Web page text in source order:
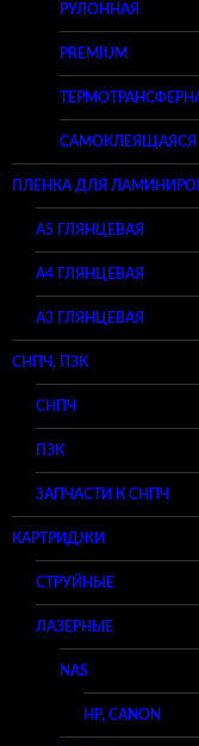
РУЛОННАЯ
PREMIUM
САМОКЛЕЯЩАЯСЯ
ПЛЕНКА ДЛЯ
A5 ГЛЯНЦЕВАЯ
А4 ГЛЯНЦЕВАЯ
A3 ГЛЯНЦЕВАЯ
СНПЧ, ПЗК
СНПЧ
ПЗК
ЗАПЧАСТИ К СНПЧ
КАРТРИДЖИ
СТРУЙНЫЕ
ЛАЗЕРНЫЕ
NAS
HP, CANON